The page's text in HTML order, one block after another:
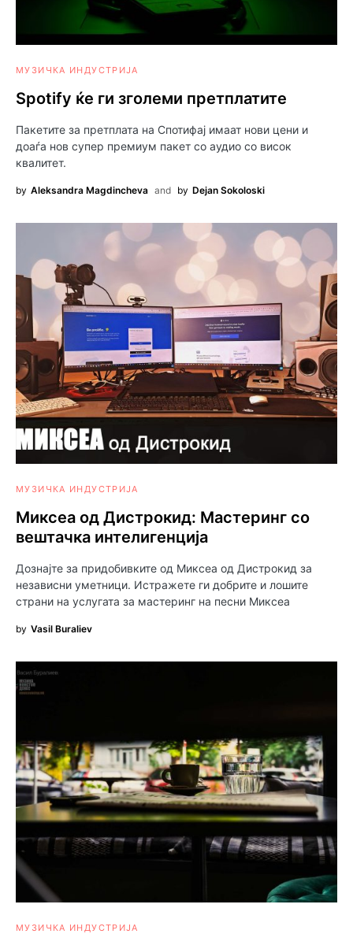
МУЗИЧКА ИНДУСТРИЈА
Spotify ќе ги зголеми претплатите
Пакетите за претплата на Спотифај имаат нови цени и
доаѓа нов супер премиум пакет со аудио со висок
квалитет.
by Aleksandra Magdincheva and by Dejan Sokoloski
МУЗИЧКА ИНДУСТРИЈА
Миксеа од Дистрокид: Мастеринг со
вештачка интелигенција
Дознајте за придобивките од Миксеа од Дистрокид за
независни уметници. Истражете ги добрите и лошите
страни на услугата за мастеринг на песни Миксеа
by Vasil Buraliev
МУЗИЧКА ИНДУСТРИЈА